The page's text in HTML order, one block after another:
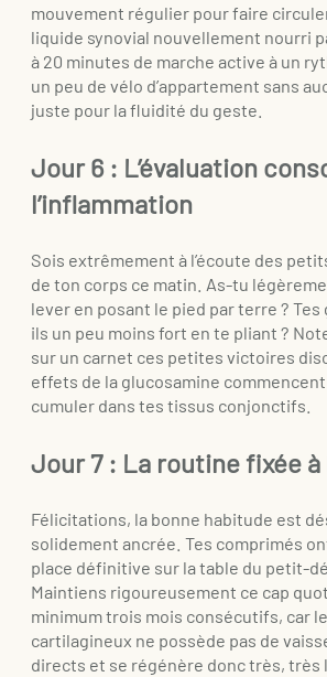
mouvement régulier pour faire
liquide synovial nouvellement nourri
à 20 minutes de marche active à un
un peu de vélo d’appartement sans
juste pour la fluidité du geste.
Jour 6 : L’évaluation
l’inflammation
Sois extrêmement à l’écoute des
de ton corps ce matin. As-tu
lever en posant le pied par terre ?
ils un peu moins fort en te pliant ?
sur un carnet ces petites victoires
effets de la glucosamine
cumuler dans tes tissus conjonctifs.
Jour 7 : La routine fixée
Félicitations, la bonne habitude est
solidement ancrée. Tes comprimés
place définitive sur la table du petit-
Maintiens rigoureusement ce cap
minimum trois mois consécutifs, car
cartilagineux ne possède pas de
directs et se régénère donc très, très